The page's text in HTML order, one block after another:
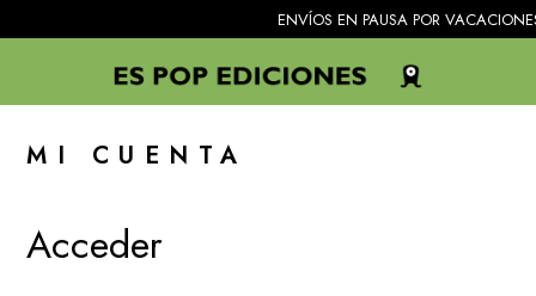
ENVÍOS EN PAUSA POR
MI CUENTA
Acceder